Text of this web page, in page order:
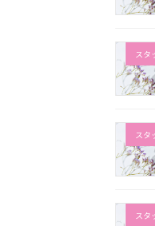
スタ
スタ
スタ